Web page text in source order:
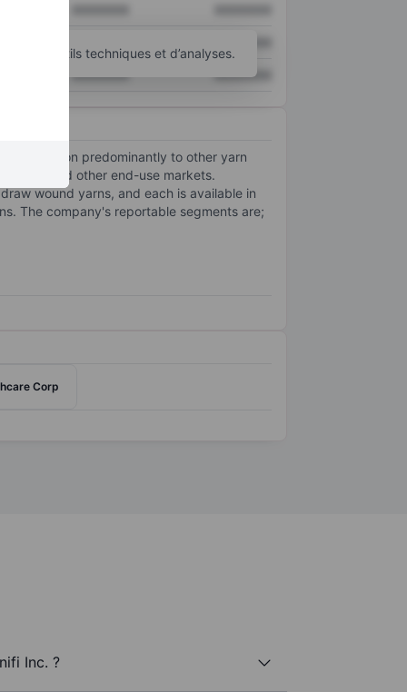
XXXXXXX XXXXXXX
outils techniques et d’analyses.
and nylon predominantly to other yarn
and other end-use markets.
wound yarns, and each is available in
The company's reportable segments are;
Corp
Inc. ?